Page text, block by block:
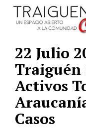
22 Julio
Traiguén
Activos
Casos